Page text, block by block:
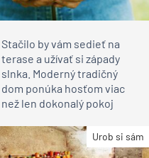
Stačilo by vám sedieť na
terase a užívať si západy
slnka. Moderný tradičný
dom ponúka hosťom viac
než len dokonalý pokoj
Urob si sám